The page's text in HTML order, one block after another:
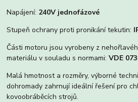
Napájení: 240V jednofázové
Stupeň ochrany proti pronikání tekutin:
Části motoru jsou vyrobeny z
materiálu v souladu s normami:VDE
Malá hmotnost a rozměry, výborné
dohromady zahrnují ideální řešení pro
kovoobráběcích strojů.